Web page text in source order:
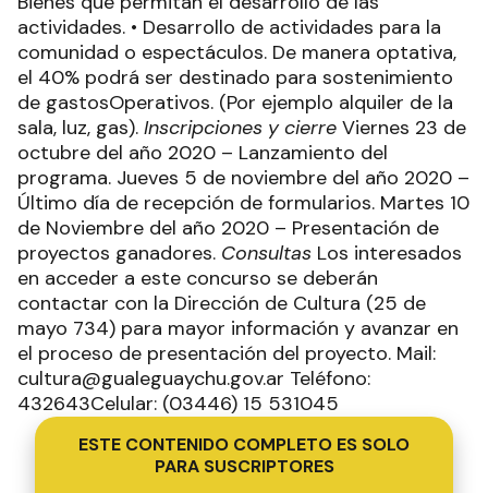
actividades. • Desarrollo de actividades para la
comunidad o espectáculos. De manera optativa,
el 40% podrá ser destinado para sostenimiento
de gastosOperativos. (Por ejemplo alquiler de la
sala, luz, gas). Inscripciones y cierre Viernes 23 de
octubre del año 2020 – Lanzamiento del
programa. Jueves 5 de noviembre del año 2020 –
Último día de recepción de formularios. Martes 10
de Noviembre del año 2020 – Presentación de
proyectos ganadores. Consultas Los interesados
en acceder a este concurso se deberán
contactar con la Dirección de Cultura (25 de
mayo 734) para mayor información y avanzar en
el proceso de presentación del proyecto. Mail:
cultura@gualeguaychu.gov.ar Teléfono:
432643Celular: (03446) 15 531045
ESTE CONTENIDO COMPLETO ES SOLO
PARA SUSCRIPTORES